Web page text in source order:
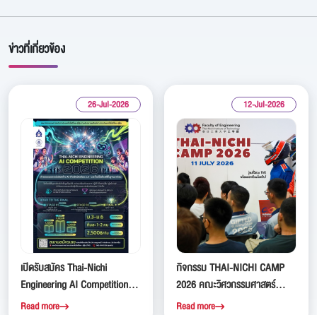
ข่าวที่เกี่ยวข้อง
26-Jul-2026
เปิดรับสมัคร Thai-Nichi
Engineering AI Competition
2026 เวทีแข่งขันสร้างสรรค์
Read more
12-Jul-2026
กิจกรรม THAI-NICHI CAMP
2026 คณะวิศวกรรมศาสตร์
สถาบันเทคโนโลยีไทย-ญี่ปุ่น
Read more